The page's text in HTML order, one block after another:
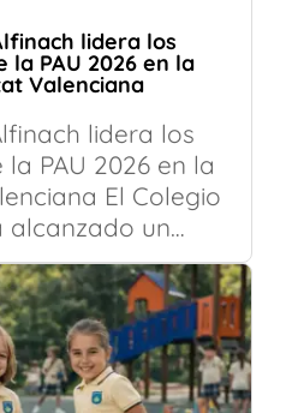
lidera los
la PAU 2026 en la
Valenciana
lidera los
PAU 2026 en la
El Colegio
alcanzado un…